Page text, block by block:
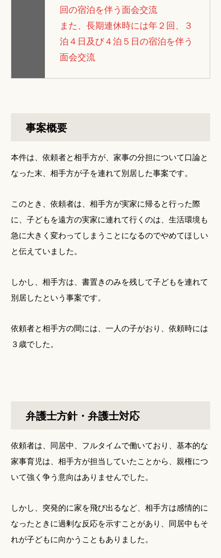
回の宿泊を伴う面会交流
また、長期連休時には年２回、３
泊４日及び４泊５日の宿泊を伴う
面会交流
事案概要
本件は、依頼者と相手方が、家事の分担について口論と
なった末、相手方が子を連れて別居した事案です。
このとき、依頼者は、相手方が実家に帰ると行った際
に、子どもを遠方の実家に連れて行くのは、生活環境も
急に大きく変わってしまうことになるのでやめてほしい
と伝えていました。
しかし、相手方は、書置きのみを残して子どもを連れて
別居したという事案です。
依頼者と相手方の間には、一人の子がおり、依頼時には
３歳でした。
弁護士方針・弁護士対応
依頼者は、同居中、フルタイムで働いており、基本的な
家事育児は、相手方が担当していたことから、親権につ
いて強く争う意向はありませんでした。
しかし、突発的に家を飛び出るなど、相手方は感情的に
なったときに過剰な反応を示すことがあり、同居中もそ
れが子どもに向かうこともありました。